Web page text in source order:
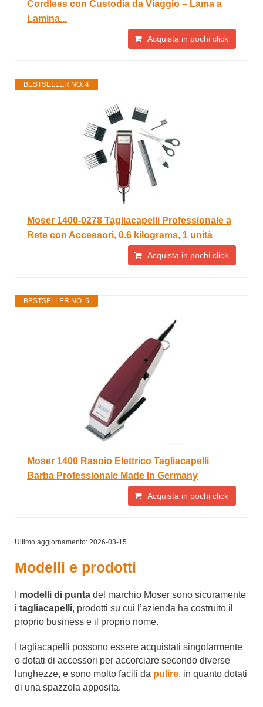
Cordless con Custodia da Viaggio – Lama a
Lamina...
Acquista in pochi click
BESTSELLER NO. 4
Moser 1400-0278 Tagliacapelli Professionale a
Rete con Accessori, 0.6 kilograms, 1 unità
Acquista in pochi click
BESTSELLER NO. 5
Moser 1400 Rasoio Elettrico Tagliacapelli
Barba Professionale Made In Germany
Acquista in pochi click
Ultimo aggiornamento: 2026-03-15
Modelli e prodotti
modelli di punta del marchio Moser sono sicuramente
i tagliacapelli, prodotti su cui l’azienda ha costruito il
proprio business e il proprio nome.
I tagliacapelli possono essere acquistati singolarmente
o dotati di accessori per accorciare secondo diverse
lunghezze, e sono molto facili da pulire, in quanto dotati
di una spazzola apposita.